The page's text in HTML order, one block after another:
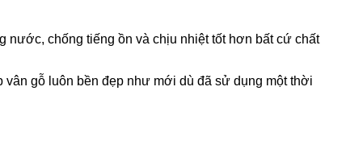
nước, chống tiếng ồn và chịu nhiệt tốt hơn bất cứ chất
gỗ luôn bền đẹp như mới dù đã sử dụng một thời